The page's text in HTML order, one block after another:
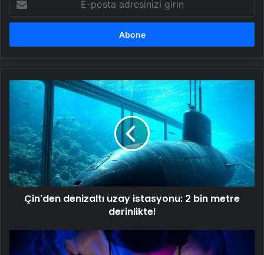
posta
adresinizi
Çin'den
denizaltı
istasyonu: 2
bin
metre
derinlikte!
Çin'den denizaltı uzay istasyonu: 2 bin metre
derinlikte!
teknoloji